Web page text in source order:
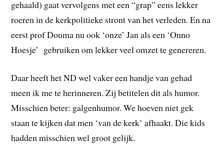
gehaald) gaat vervolgens met een “grap” eens lekker
roeren in de kerkpolitieke stront van het verleden. En na
eerst prof Douma nu ook ‘onze’ Jan als een ‘Onno
Hoesje’ gebruiken om lekker veel omzet te genereren.
Daar heeft het ND wel vaker een handje van gehad
meen ik me te herinneren. Zij betitelen dit als humor.
Misschien beter: galgenhumor. We hoeven niet gek
staan te kijken dat men ‘van de kerk’ afhaakt. Die kids
hadden misschien wel groot gelijk.